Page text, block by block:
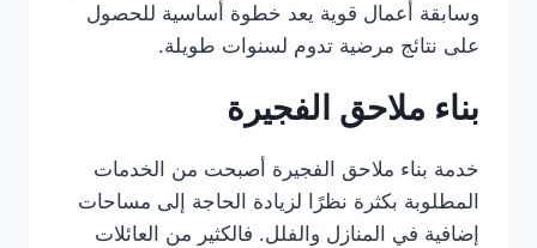
وسابقة أعمال قوية يعد خطوة أساسية للحصول
على نتائج مرضية تدوم لسنوات طويلة.
بناء ملاحق الفجيرة
خدمة بناء ملاحق الفجيرة أصبحت من الخدمات
المطلوبة بكثرة نظرًا لزيادة الحاجة إلى مساحات
إضافية في المنازل والفلل. فالكثير من العائلات